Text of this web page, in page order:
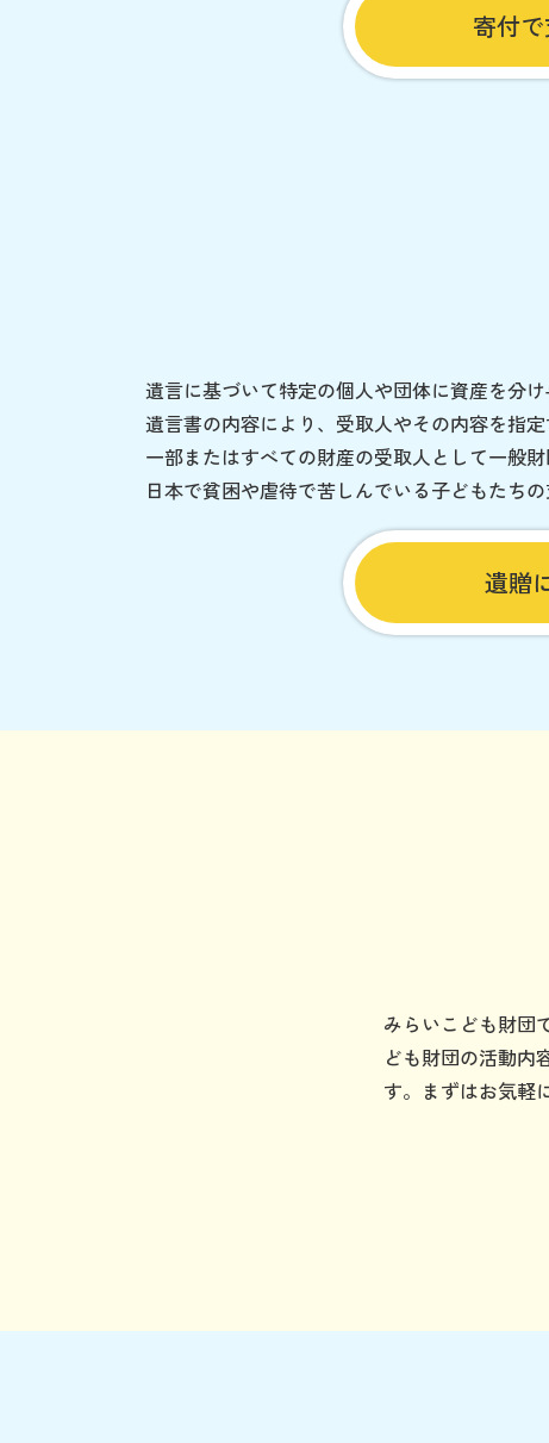
寄付
遺言に基づいて特定の個人や団体に資産を分
遺言書の内容により、受取人やその内容を指定
一部またはすべての財産の受取人として一般
日本で貧困や虐待で苦しんでいる子どもたち
遺贈
みらいこども財団
ども財団の活動内
す。まずはお気軽